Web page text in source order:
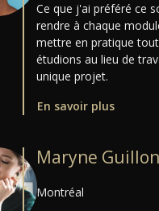
Ce que j'ai préféré ce
rendre à chaque
mettre en pratique
étudions au lieu de
unique projet.
En savoir plus
Maryne Guillon
Montréal